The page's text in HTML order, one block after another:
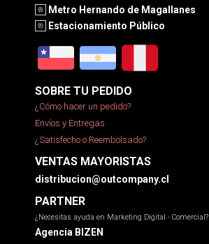
Metro Hernando de Magallanes
Estacionamiento Público
SOBRE TU PEDIDO
¿Cómo hacer un pedido?
Envíos y Entregas
¿Satisfecho o Reembolsado?
VENTAS MAYORISTAS
distribucion@outcompany.cl
PARTNER
¿Necesitas ayuda en Marketing Digital - Comercial?
Agencia BIZEN